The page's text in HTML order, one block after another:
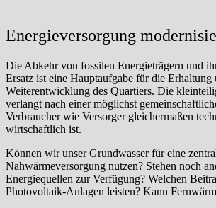
Energieversorgung
Die Abkehr von fossilen Energieträgern und
Ersatz ist eine Hauptaufgabe für die Erhaltung
Weiterentwicklung des Quartiers. Die
verlangt nach einer möglichst
Verbraucher wie Versorger gleichermaßen
wirtschaftlich ist.
Können wir unser Grundwasser für eine
Nahwärmeversorgung nutzen? Stehen noch
Energiequellen zur Verfügung? Welchen
Photovoltaik-Anlagen leisten? Kann